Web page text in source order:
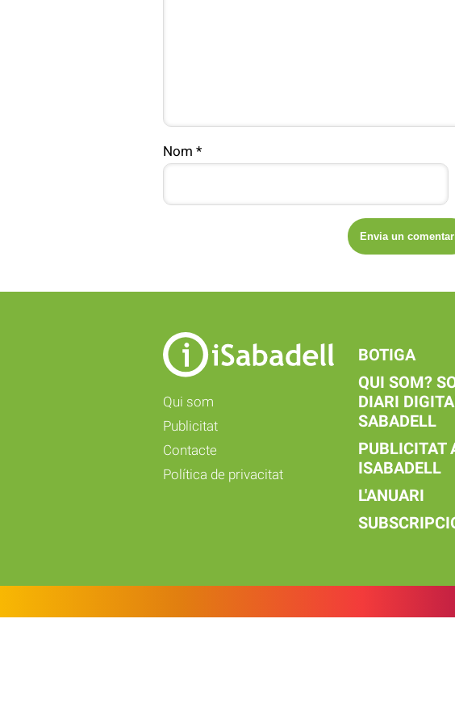
Nom *
Qui som
Publicitat
Contacte
Política de privacitat
BOTIGA
QUI SOM?
DIARI
SABADELL
PUBLICITAT
ISABADELL
L'ANUARI